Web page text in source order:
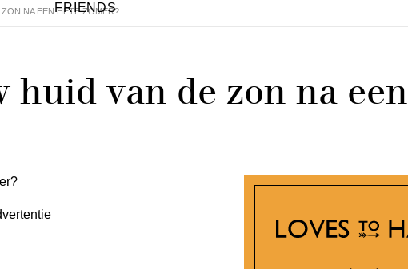
FRIENDS
NA EEN HETE ZOMER?
huid van de zon na een